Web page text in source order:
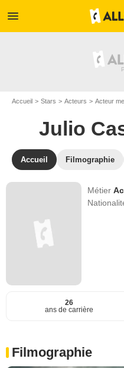
menu
Accueil Stars Acteurs Acteur
Julio
Accueil Filmographie
Métier
26
ans de carrière
Filmographie